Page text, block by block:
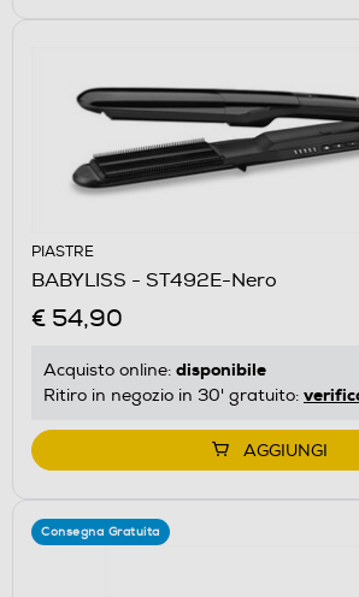
PIASTRE
BABYLISS - ST492E-Nero
€ 54,90
Acquisto online: disponibile
Ritiro in negozio in 30' gratuito:
AGGIUNGI
Consegna Gratuita